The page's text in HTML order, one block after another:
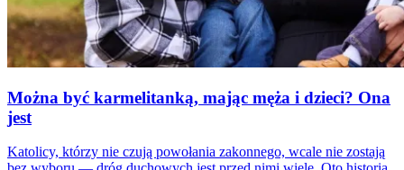
Można być karmelitanką, mając męża i dzieci? Ona
jest
Katolicy, którzy nie czują powołania zakonnego, wcale nie zostają